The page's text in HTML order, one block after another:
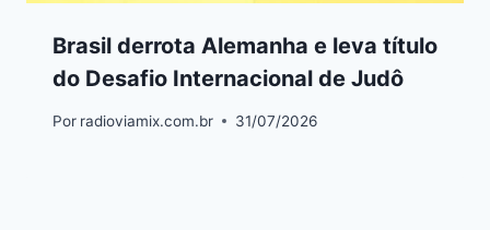
Brasil derrota Alemanha e leva título
do Desafio Internacional de Judô
Por radioviamix.com.br 31/07/2026